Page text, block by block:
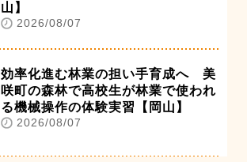
山】
2026/08/07
効率化進む林業の担い手育成へ 美
咲町の森林で高校生が林業で使われ
る機械操作の体験実習【岡山】
2026/08/07